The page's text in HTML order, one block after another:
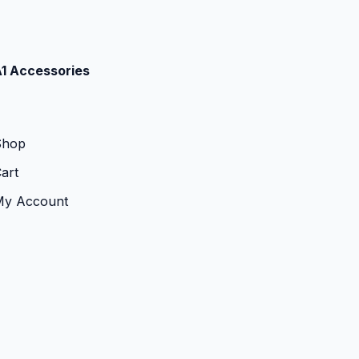
Accessories
Account